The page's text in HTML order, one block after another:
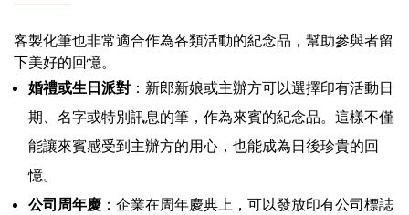
客製化筆也非常適合作為各類活動的紀念品，幫助參與者留
下美好的回憶。
婚禮或生日派對 ：新郎新娘或主辦方可以選擇印有活動日
期、名字或特別訊息的筆，作為來賓的紀念品。這樣不僅
能讓來賓感受到主辦方的用心，也能成為日後珍貴的回
憶。
公司周年慶 ：企業在周年慶典上，可以發放印有公司標誌